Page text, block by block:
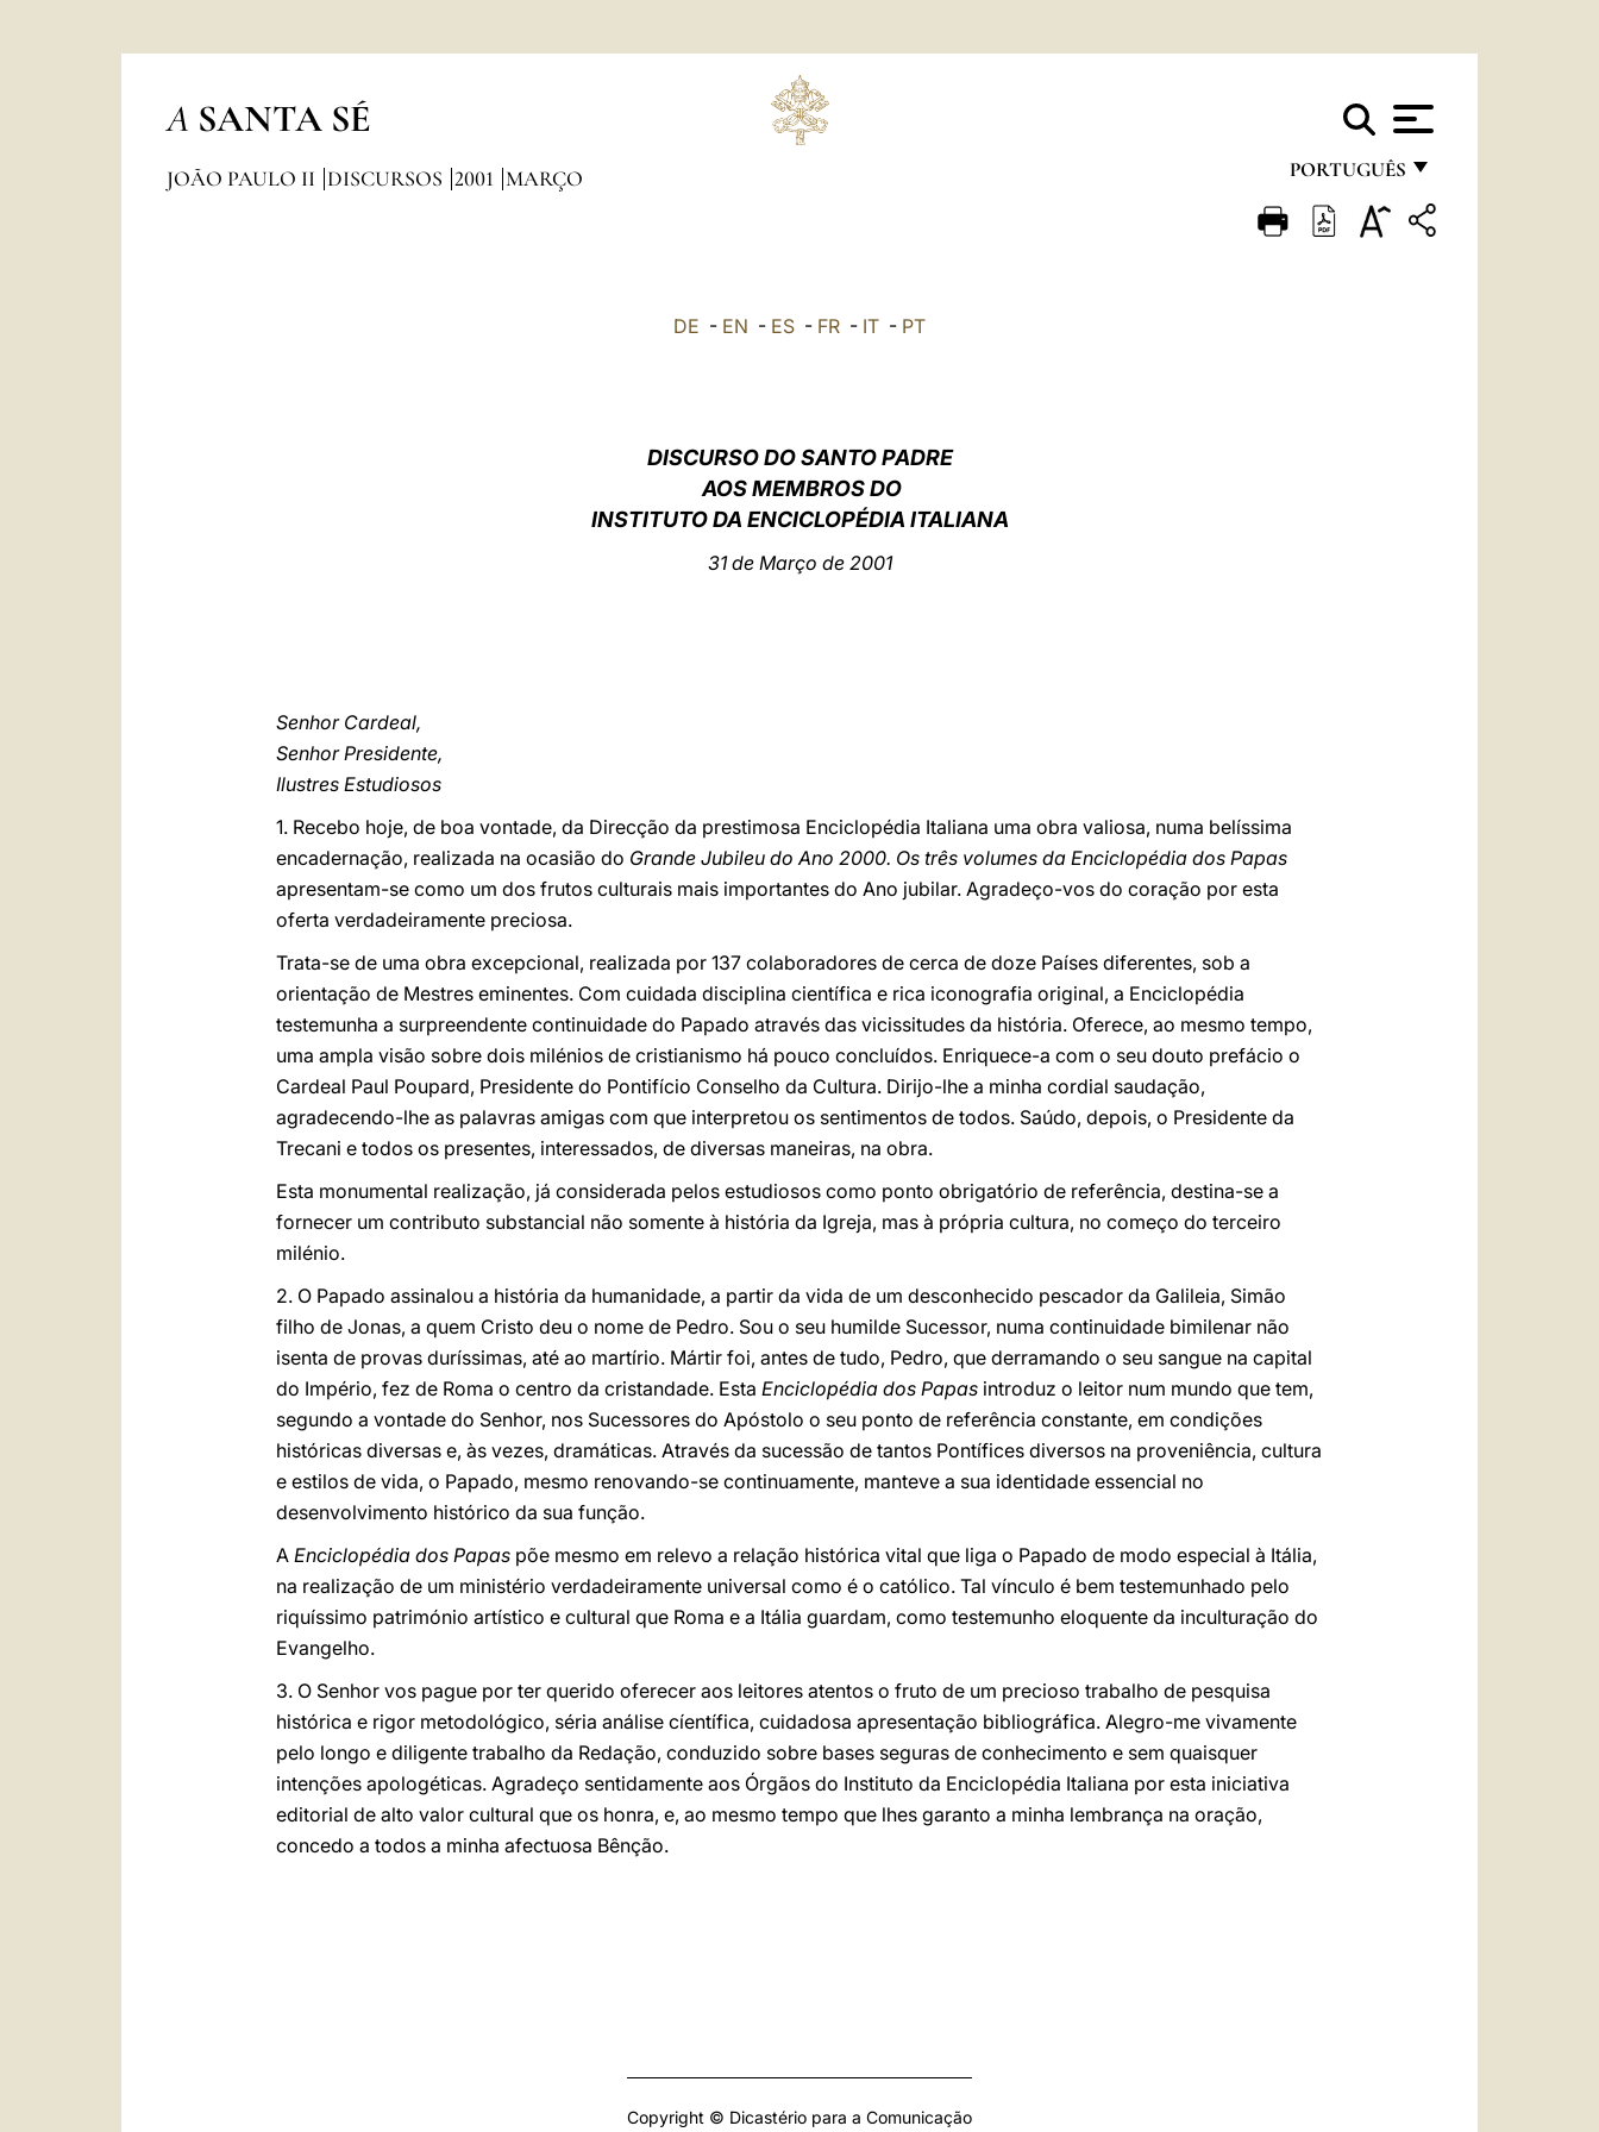
A SANTA SÉ
PORTUGUÊS
FRANÇAIS
JOÃO PAULO II DISCURSOS 2001 MARÇO
DE - EN - ES - FR - IT - PT
DISCURSO DO SANTO PADRE
AOS MEMBROS DO
INSTITUTO DA ENCICLOPÉDIA ITALIANA
31 de Março de 2001
Senhor Cardeal,
Senhor Presidente,
Ilustres Estudiosos
1. Recebo hoje, de boa vontade, da Direcção da prestimosa Enciclopédia Italiana uma obra valiosa, numa belíssima
encadernação, realizada na ocasião do Grande Jubileu do Ano 2000. Os três volumes da Enciclopédia dos Papas
apresentam-se como um dos frutos culturais mais importantes do Ano jubilar. Agradeço-vos do coração por esta
oferta verdadeiramente preciosa.
Trata-se de uma obra excepcional, realizada por 137 colaboradores de cerca de doze Países diferentes, sob a
orientação de Mestres eminentes. Com cuidada disciplina científica e rica iconografia original, a Enciclopédia
testemunha a surpreendente continuidade do Papado através das vicissitudes da história. Oferece, ao mesmo tempo,
uma ampla visão sobre dois milénios de cristianismo há pouco concluídos. Enriquece-a com o seu douto prefácio o
Cardeal Paul Poupard, Presidente do Pontifício Conselho da Cultura. Dirijo-lhe a minha cordial saudação,
agradecendo-lhe as palavras amigas com que interpretou os sentimentos de todos. Saúdo, depois, o Presidente da
Trecani e todos os presentes, interessados, de diversas maneiras, na obra.
Esta monumental realização, já considerada pelos estudiosos como ponto obrigatório de referência, destina-se a
fornecer um contributo substancial não somente à história da Igreja, mas à própria cultura, no começo do terceiro
milénio.
2. O Papado assinalou a história da humanidade, a partir da vida de um desconhecido pescador da Galileia, Simão
filho de Jonas, a quem Cristo deu o nome de Pedro. Sou o seu humilde Sucessor, numa continuidade bimilenar não
isenta de provas duríssimas, até ao martírio. Mártir foi, antes de tudo, Pedro, que derramando o seu sangue na capital
do Império, fez de Roma o centro da cristandade. Esta Enciclopédia dos Papas introduz o leitor num mundo que tem,
segundo a vontade do Senhor, nos Sucessores do Apóstolo o seu ponto de referência constante, em condições
históricas diversas e, às vezes, dramáticas. Através da sucessão de tantos Pontífices diversos na proveniência, cultura
e estilos de vida, o Papado, mesmo renovando-se continuamente, manteve a sua identidade essencial no
desenvolvimento histórico da sua função.
A Enciclopédia dos Papas põe mesmo em relevo a relação histórica vital que liga o Papado de modo especial à Itália,
na realização de um ministério verdadeiramente universal como é o católico. Tal vínculo é bem testemunhado pelo
riquíssimo património artístico e cultural que Roma e a Itália guardam, como testemunho eloquente da inculturação do
Evangelho.
3. O Senhor vos pague por ter querido oferecer aos leitores atentos o fruto de um precioso trabalho de pesquisa
histórica e rigor metodológico, séria análise cíentífica, cuidadosa apresentação bibliográfica. Alegro-me vivamente
pelo longo e diligente trabalho da Redação, conduzido sobre bases seguras de conhecimento e sem quaisquer
intenções apologéticas. Agradeço sentidamente aos Órgãos do Instituto da Enciclopédia Italiana por esta iniciativa
editorial de alto valor cultural que os honra, e, ao mesmo tempo que lhes garanto a minha lembrança na oração,
concedo a todos a minha afectuosa Bênção.
Copyright © Dicastério para a Comunicação